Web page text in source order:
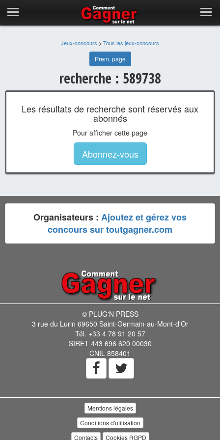
Jeux-concours > Tous les jeux-concours
Prem. page
recherche : 589738
Les résultats de recherche sont réservés aux
abonnés
Pour afficher cette page
Abonnez-vous
Organisateurs : Ajoutez et gérez vos
concours sur toutgagner.com
© PLUG'N PRESS
3 rue du Lurin 69650 Saint-Germain-au-Mont-d'Or
Tél. +33 4 78 91 20 57
SIRET 443 696 620 00030
CNIL 858401
Mentions légales
Conditions d'utilisation
Contacts
Cookies RGPD